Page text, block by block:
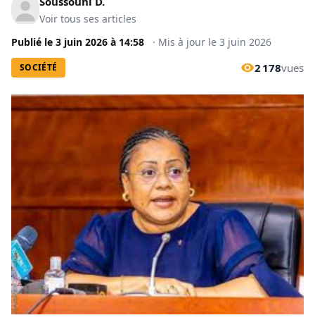
Voir tous ses articles
Publié le 3 juin 2026 à 14:58 · Mis à jour le 3 juin 2026
SOCIÉTÉ 2 178vues